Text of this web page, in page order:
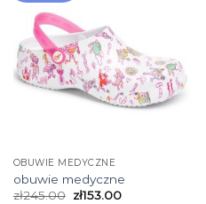
OBUWIE MEDYCZNE
obuwie medyczne
zł245.00 zł153.00